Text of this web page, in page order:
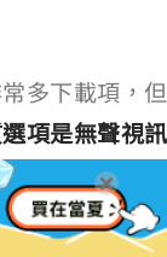
非常多下載項，但
項是無聲視訊
很多誘導用戶點